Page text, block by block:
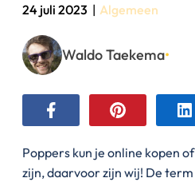
24 juli 2023 | Algemeen
Waldo Taekema•
Poppers kun je online kopen
zijn, daarvoor zijn wij! De